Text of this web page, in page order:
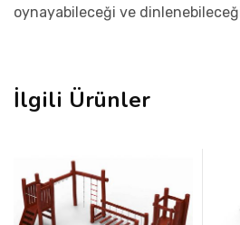
oynayabileceği ve
İlgili Ürünler